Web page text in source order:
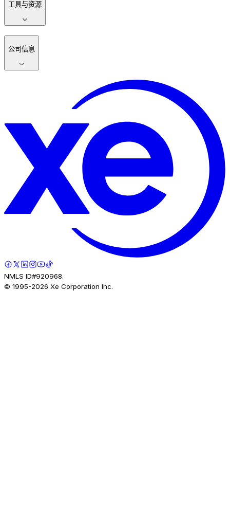
工具与资源
公司信息
NMLS ID#920968.
© 1995-2026 Xe Corporation Inc.